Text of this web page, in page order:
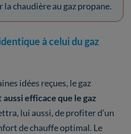
la chaudière au gaz propane.
à celui du gaz
idées reçues, le gaz
aussi efficace que le gaz
lui aussi, de profiter d’un
de chauffe optimal. Le